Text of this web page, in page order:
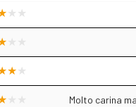
Molto carina